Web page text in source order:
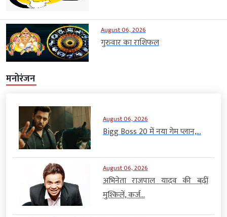
August 06, 2026
गुरुवार का राशिफल
मनोरंजन
August 06, 2026
Bigg Boss 20 में नया गेम प्लान,...
August 06, 2026
अभिनेता राजपाल यादव की बढ़ीं
मुश्किलें, कर्ज...